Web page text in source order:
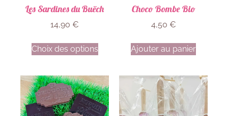
Les Sardines du Buëch
14,90 €
Choix des options
Choco Bombe Bio
4,50 €
Ajouter au panier